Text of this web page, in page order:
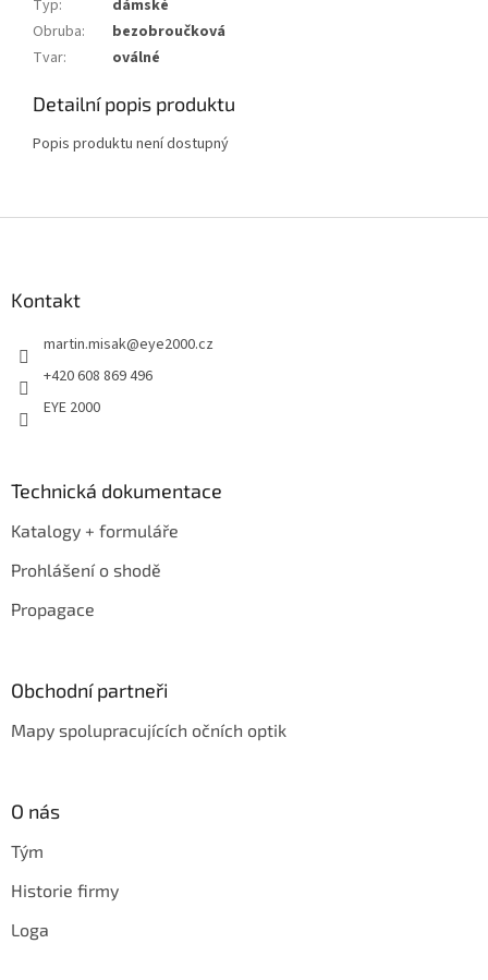
Typ:
dámské
Obruba:
bezobroučková
Tvar: oválné
Detailní popis produktu
Popis produktu není dostupný
Kontakt
martin.misak@eye2000.cz
+420 608 869 496
EYE 2000
Technická dokumentace
Katalogy + formuláře
Prohlášení o shodě
Propagace
Obchodní partneři
Mapy spolupracujících očních optik
O nás
Tým
Historie firmy
Loga